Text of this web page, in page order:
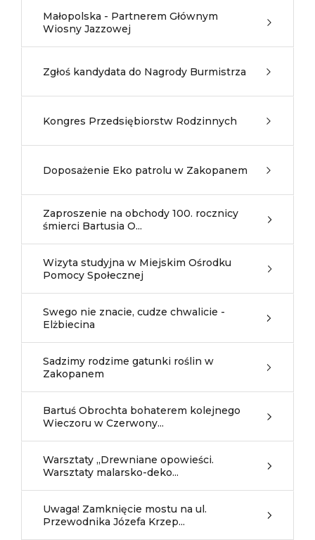
Małopolska - Partnerem Głównym
Wiosny Jazzowej
Zgłoś kandydata do Nagrody Burmistrza
Kongres Przedsiębiorstw Rodzinnych
Doposażenie Eko patrolu w Zakopanem
Zaproszenie na obchody 100. rocznicy
śmierci Bartusia O...
Wizyta studyjna w Miejskim Ośrodku
Pomocy Społecznej
Swego nie znacie, cudze chwalicie -
Elżbiecina
Sadzimy rodzime gatunki roślin w
Zakopanem
Bartuś Obrochta bohaterem kolejnego
Wieczoru w Czerwony...
Warsztaty „Drewniane opowieści.
Warsztaty malarsko-deko...
Uwaga! Zamknięcie mostu na ul.
Przewodnika Józefa Krzep...